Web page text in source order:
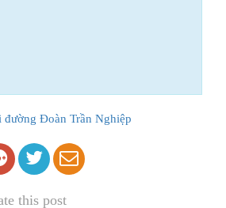
đường Đoàn Trần Nghiệp
this post